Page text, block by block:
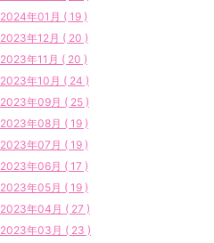
2024年01月 ( 19 )
2023年12月 ( 20 )
2023年11月 ( 20 )
2023年10月 ( 24 )
2023年09月 ( 25 )
2023年08月 ( 19 )
2023年07月 ( 19 )
2023年06月 ( 17 )
2023年05月 ( 19 )
2023年04月 ( 27 )
2023年03月 ( 23 )